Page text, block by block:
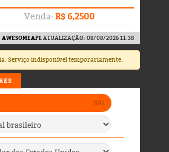
Venda: R$ 6,2500
AWESOMEAPI. ATUALIZAÇÃO: 08/08/2026 11:38
Serviço indisponível temporariamente.